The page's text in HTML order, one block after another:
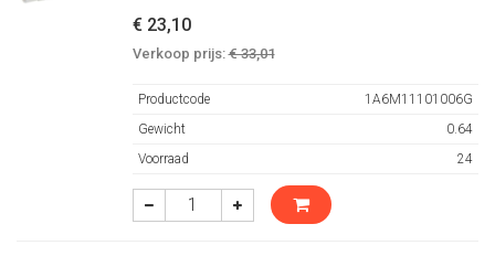
€ 23,10
Verkoop prijs:€ 33,01
Productcode
1A6M11101006G
Gewicht
0.64
Voorraad
24